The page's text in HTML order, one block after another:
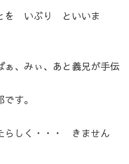
を いぶり といいま
ぁ、みぃ、あと義兄が手伝
す。
らしく・・・ きません